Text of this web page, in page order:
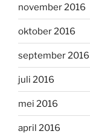
november 2016
oktober 2016
september 2016
juli 2016
mei 2016
april 2016